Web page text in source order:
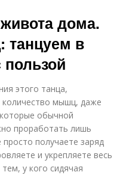
дома.
танцуем в
этого танца,
количество мышц, даже
обычной
проработать лишь
получаете заряд
и укрепляете весь
у кого сидячая